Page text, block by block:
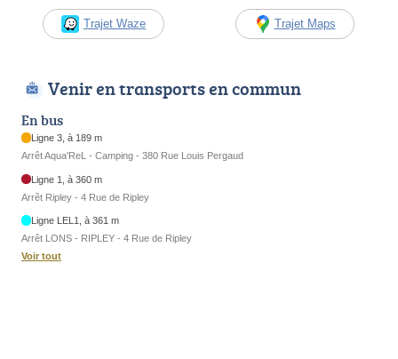
Trajet Waze Trajet Maps
Venir en transports en commun
En bus
Ligne 3, à 189 m
Arrêt Aqua'ReL - Camping - 380 Rue Louis Pergaud
Ligne 1, à 360 m
Arrêt Ripley - 4 Rue de Ripley
Ligne LEL1, à 361 m
Arrêt LONS - RIPLEY - 4 Rue de Ripley
Voir tout